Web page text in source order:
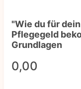
"Wie du für
Pflegegeld
Grundlagen
0,00